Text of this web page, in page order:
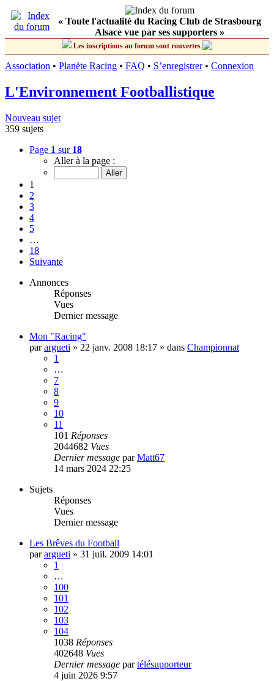
« Toute l'actualité du Racing Club de Strasbourg
Alsace vue par ses supporters »
Les inscriptions au forum sont rouvertes
Association • Planète Racing • FAQ • S’enregistrer• Connexion
L'Environnement Footballistique
Nouveau sujet
359 sujets
Page 1 sur 18
Aller à la page :
1
2
3
4
5
…
18
Suivante
Annonces
Réponses
Vues
Dernier message
Mon "Racing"
parargueti » 22 janv. 2008 18:17 » dans Championnat
1
…
7
8
9
10
11
101 Réponses
2044682 Vues
Dernier message parMatt67
14 mars 2024 22:25
Sujets
Réponses
Vues
Dernier message
Les Brêves du Football
parargueti » 31 juil. 2009 14:01
1
…
100
101
102
103
104
1038 Réponses
402648 Vues
Dernier message partélésupporteur
4 juin 2026 9:57